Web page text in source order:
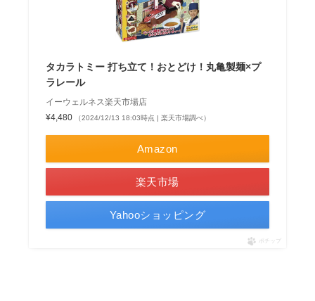
タカラトミー 打ち立て！おとどけ！丸亀製麺×プ
ラレール
イーウェルネス楽天市場店
¥4,480
（2024/12/13 18:03時点 | 楽天市場調べ）
Amazon
楽天市場
Yahooショッピング
ポチップ